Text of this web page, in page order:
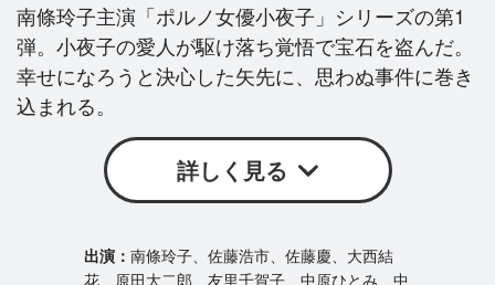
南條玲子主演「ポルノ女優小夜子」シリーズの第1
弾。小夜子の愛人が駆け落ち覚悟で宝石を盗んだ。
幸せになろうと決心した矢先に、思わぬ事件に巻き
込まれる。
詳しく見る
南條玲子、佐藤浩市、佐藤慶、大西結
花、原田大二郎、友里千賀子、中原ひとみ、中